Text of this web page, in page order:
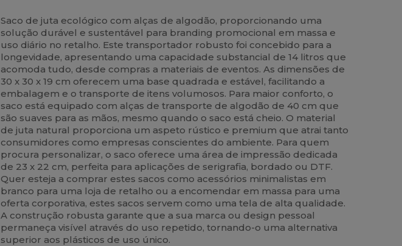
Saco de juta ecológico com alças de algodão, proporcionando uma
solução durável e sustentável para branding promocional em massa e
uso diário no retalho. Este transportador robusto foi concebido para a
longevidade, apresentando uma capacidade substancial de 14 litros que
acomoda tudo, desde compras a materiais de eventos. As dimensões de
30 x 30 x 19 cm oferecem uma base quadrada e estável, facilitando a
embalagem e o transporte de itens volumosos. Para maior conforto, o
saco está equipado com alças de transporte de algodão de 40 cm que
são suaves para as mãos, mesmo quando o saco está cheio. O material
de juta natural proporciona um aspeto rústico e premium que atrai tanto
consumidores como empresas conscientes do ambiente. Para quem
procura personalizar, o saco oferece uma área de impressão dedicada
de 23 x 22 cm, perfeita para aplicações de serigrafia, bordado ou DTF.
Quer esteja a comprar estes sacos como acessórios minimalistas em
branco para uma loja de retalho ou a encomendar em massa para uma
oferta corporativa, estes sacos servem como uma tela de alta qualidade.
A construção robusta garante que a sua marca ou design pessoal
permaneça visível através do uso repetido, tornando-o uma alternativa
superior aos plásticos de uso único.